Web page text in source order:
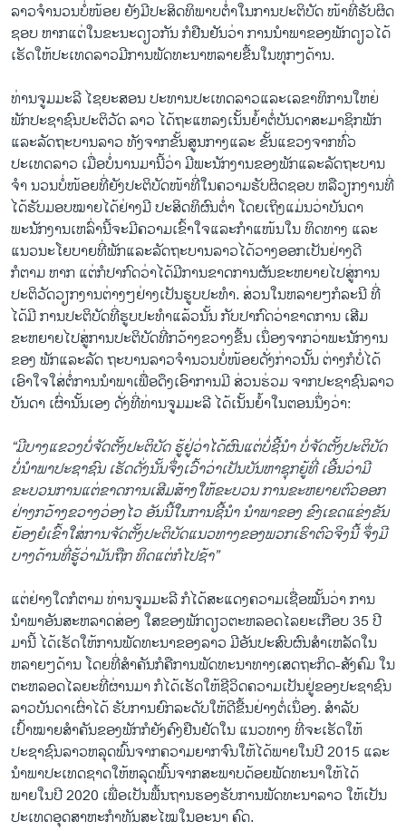
ພາສາຕ່າງໆ
ລາວຈຳນວນບໍ່ໜ້ອຍ ຍັງມີປະສິດທິພາບຕ່ຳໃນການປະຕິບັດ ໜ້າທີ່ຮັບຜິດ
ຊອບ ຫາກແຕ່ໃນຂະນະດຽວກັນ ກໍຢືນຢັນວ່າ ການນຳພາຂອງພັກດຽວໄດ້
ເຮັດໃຫ້ປະເທດລາວມີການພັດທະນາຫລາຍຂື້ນໃນທຸກໆດ້ານ.
ທ່ານຈູມມະລີ ໄຊຍະສອນ ປະທານປະເທດລາວແລະເລຂາທິການໃຫຍ່
ພັກປະຊາຊົນປະຕິວັດ ລາວ ໄດ້ຖະແຫລງເນັ້ນຍ້ຳຕໍ່ບັນດາສະມາຊິກພັກ
ແລະລັດຖະບານລາວ ທັງຈາກຂັ້ນສູນກາງແລະ ຂັ້ນແຂວງຈາກທົ່ວ
ປະເທດລາວ ເມື່ອບໍ່ນານມານີ້ວ່າ ມີພະນັກງານຂອງພັກແລະລັດຖະບານ
ຈຳ ນວນບໍ່ໜ້ອຍທີ່ຍັງປະຕິບັດໜ້າທີ່ໃນຄວາມຮັບຜິດຊອບ ຫລືວຽກງານທີ່
ໄດ້ຮັບມອບໝາຍໄດ້ຢ່າງມີ ປະສິດທິຜົນຕ່ຳ ໂດຍເຖິງແມ່ນວ່າບັນດາ
ພະນັກງານເຫລົ່ານີ້ຈະມີຄວາມເຂົ້າໃຈແລະກຳແໜ້ນໃນ ທິດທາງ ແລະ
ແນວນະໂຍບາຍທີ່ພັກແລະລັດຖະບານລາວໄດ້ວາງອອກເປັນຢ່າງດີ
ກໍຕາມ ຫາກ ແຕ່ກໍປາກົດວ່າໄດ້ມີການຂາດການຜັນຂະຫຍາຍໄປສູ່ການ
ປະຕິວັດວຽກງານຕ່າງໆຢ່າງເປັນຮູບປະທຳ. ສ່ວນໃນຫລາຍໆກໍລະນີ ທີ່
ໄດ້ມີ ການປະຕິບັດທີ່ຮູບປະທຳແລ້ວນັ້ນ ກັບປາກົດວ່າຂາດການ ເສີມ
ຂະຫຍາຍໄປສູ່ການປະຕິບັດທີ່ກວ້າງຂວາງຂື້ນ ເນຶ່ອງຈາກວ່າພະນັກງານ
ຂອງ ພັກແລະລັດ ຖະບານລາວຈຳນວນບໍ່ໜ້ອຍດັ່ງກ່າວນັ້ນ ຕ່າງກໍບໍ່ໄດ້
ເອົາໃຈໃສ່ຕໍ່ການນຳພາເພື່ອດຶງເອົາການມີ ສ່ວນຮ່ວມ ຈາກປະຊາຊົນລາວ
ບັນດາ ເຜົ່ານັ້ນເອງ ດັ່ງທີ່ທ່ານຈູມມະລີ ໄດ້ເນັ້ນຍ້ຳໃນຕອນນຶ່ງວ່າ:
“ມີບາງແຂວງບໍ່ຈັດຕັ້ງປະຕິບັດ ຮູ້ຢູ່ວ່າໄດ້ຜົນແຕ່ບໍ່ຊີ້ນຳ ບໍ່ຈັດຕັ້ງປະຕິບັດ
ບໍ່ນຳພາປະຊາຊົນ ເຮັດດັ່ງນັ້ນຈຶ່ງເວົ້າວ່າເປັນບັນຫາຊຸກຍູ້ທີ່ ເອີ້ນວ່າມີ
ຂະບວນການແຕ່ຂາດການເສີມສ້າງໃຫ້ຂະບວນ ການຂະຫຍາຍຕົວອອກ
ຢ່າງກວ້າງຂວາງວ່ອງໄວ ອັນນີ້ໃນການຊີ້ນຳ ນຳພາຂອງ ຂົງເຂດແຂ່ງຂັນ
ຍ້ອງຍໍເຂົ້າໃສ່ການຈັດຕັ້ງປະຕິບັດແນວທາງຂອງພວກເຮົາຕົວຈິງນີ້ ຈຶ່ງມີ
ບາງດ້ານທີ່ຮູ້ວ່າມັນຖືກ ທິດແຕ່ກໍໄປຊ້າ”
ແຕ່ຢ່າງໃດກໍຕາມ ທ່ານຈູມມະລີ ກໍໄດ້ສະແດງຄວາມເຊື່ອໝັ້ນວ່າ ການ
ນຳພາອັນສະຫລາດສ່ອງ ໃສຂອງພັກດຽວຕະຫລອດໄລຍະເກືອບ 35 ປີ
ມານີ້ ໄດ້ເຮັດໃຫ້ການພັດທະນາຂອງລາວ ມີອັນປະສົບຜົນສຳເຫລັດໃນ
ຫລາຍໆດ້ານ ໂດຍທີ່ສຳຄັນກໍຄືການພັດທະນາທາງເສດຖະກິດ-ສັງຄົມ ໃນ
ຕະຫລອດໄລຍະທີ່ຜ່ານມາ ກໍໄດ້ເຮັດໃຫ້ຊີວິດຄວາມເປັນຢູ່ຂອງປະຊາຊົນ
ລາວບັນດາເຜົ່າໄດ້ ຮັບການຍົກລະດັບໃຫ້ດີຂື້ນຢ່າງຕໍ່ເນຶ່ອງ. ສຳລັບ
ເປົ້າໝາຍສຳຄັນຂອງພັກກໍຍັງຄົງຢືນຢັດໃນ ແນວທາງ ທີ່ຈະເຮັດໃຫ້
ປະຊາຊົນລາວຫລຸດພົ້ນຈາກຄວາມຍາກຈົນໃຫ້ໄດ້ພາຍໃນປີ 2015 ແລະ
ນຳພາປະເທດຊາດໃຫ້ຫລຸດພົ້ນຈາກສະພາບດ້ອຍພັດທະນາໃຫ້ໄດ້
ພາຍໃນປີ 2020 ເພື່ອເປັນພື້ນຖານຮອງຮັບການພັດທະນາລາວ ໃຫ້ເປັນ
ປະເທດອຸດສາຫະກຳທັນສະໄໝໃນອະນາ ຄົດ.